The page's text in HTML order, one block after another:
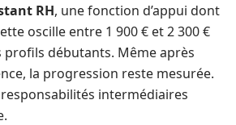
RH, une fonction d’appui dont
oscille entre 1 900 € et 2 300 €
profils débutants. Même après
la progression reste mesurée.
intermédiaires